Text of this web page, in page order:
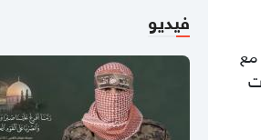
مع
بعضهم بجراح خطيرة بانفجار
فيديو